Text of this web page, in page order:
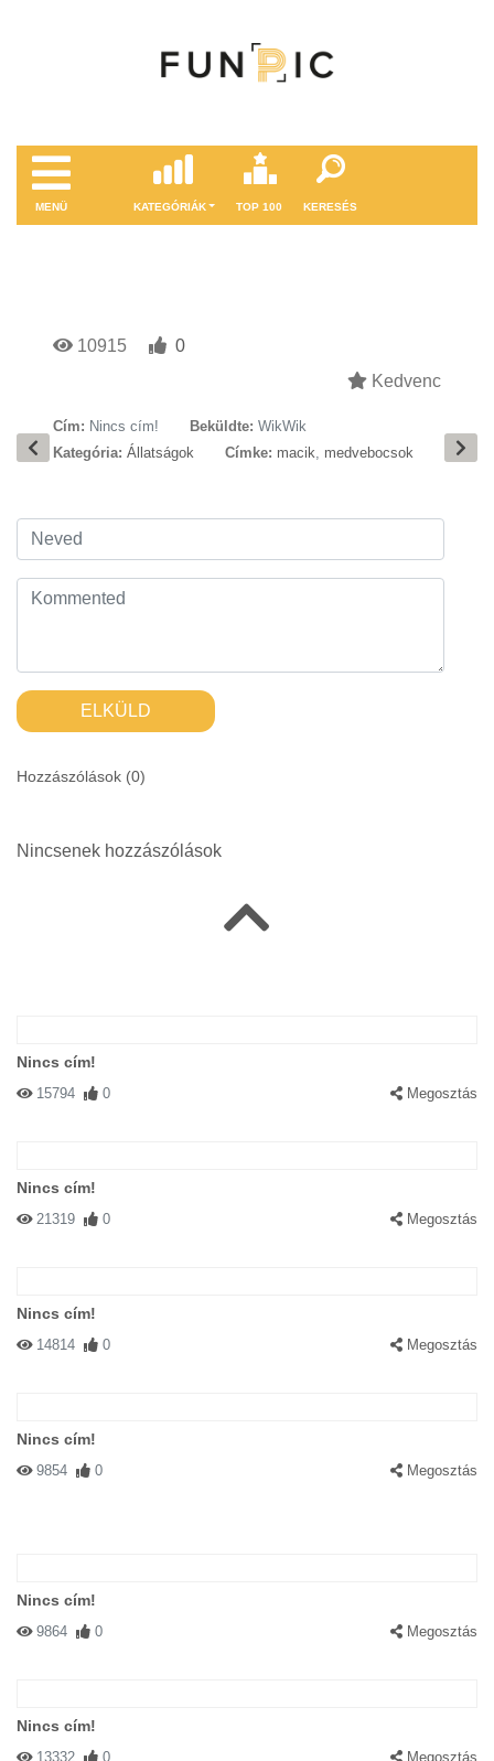
MENÜ KATEGÓRIÁK TOP 100 KERESÉS
10915
0
Kedvenc
Cím: Nincs cím! Beküldte: WikWik
Kategória: Állatságok Címke: macik, medvebocsok
ELKÜLD
Hozzászólások (0)
Nincsenek hozzászólások
Nincs cím!
15794 0 Megosztás
Nincs cím!
21319 0 Megosztás
Nincs cím!
14814 0 Megosztás
Nincs cím!
9854 0 Megosztás
Nincs cím!
9864 0 Megosztás
Nincs cím!
13332 0 Megosztás